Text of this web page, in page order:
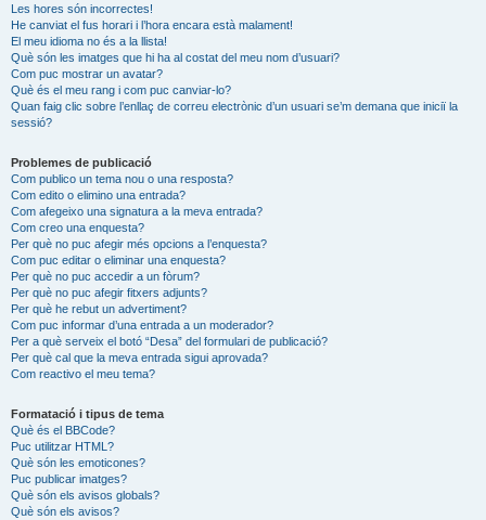
Les hores són incorrectes!
He canviat el fus horari i l’hora encara està malament!
El meu idioma no és a la llista!
Què són les imatges que hi ha al costat del meu nom d’usuari?
Com puc mostrar un avatar?
Què és el meu rang i com puc canviar-lo?
Quan faig clic sobre l’enllaç de correu electrònic d’un usuari se’m demana que iniciï la
sessió?
Problemes de publicació
Com publico un tema nou o una resposta?
Com edito o elimino una entrada?
Com afegeixo una signatura a la meva entrada?
Com creo una enquesta?
Per què no puc afegir més opcions a l’enquesta?
Com puc editar o eliminar una enquesta?
Per què no puc accedir a un fòrum?
Per què no puc afegir fitxers adjunts?
Per què he rebut un advertiment?
Com puc informar d’una entrada a un moderador?
Per a què serveix el botó “Desa” del formulari de publicació?
Per què cal que la meva entrada sigui aprovada?
Com reactivo el meu tema?
Formatació i tipus de tema
Què és el BBCode?
Puc utilitzar HTML?
Què són les emoticones?
Puc publicar imatges?
Què són els avisos globals?
Què són els avisos?